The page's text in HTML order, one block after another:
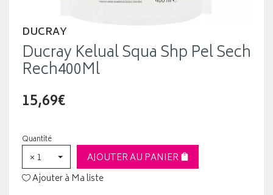
DUCRAY
Ducray Kelual Squa Shp Pel Sech
Rech400Ml
15,69€
Quantité
× 1
AJOUTER AU PANIER
Ajouter à Ma liste